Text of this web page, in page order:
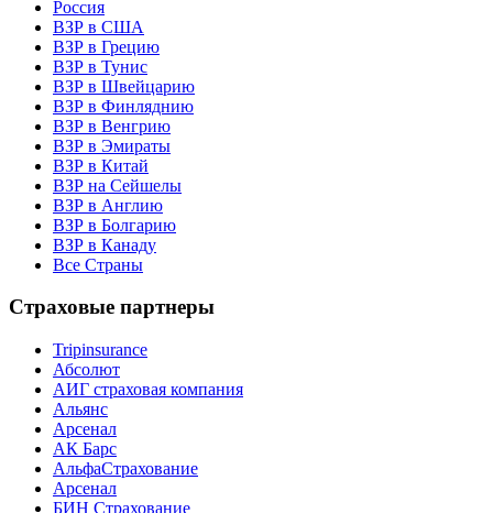
Россия
ВЗР в США
ВЗР в Грецию
ВЗР в Тунис
ВЗР в Швейцарию
ВЗР в Финляднию
ВЗР в Венгрию
ВЗР в Эмираты
ВЗР в Китай
ВЗР на Сейшелы
ВЗР в Англию
ВЗР в Болгарию
ВЗР в Канаду
Все Страны
Страховые партнеры
Tripinsurance
Абсолют
АИГ страховая компания
Альянс
Арсенал
АК Барс
АльфаСтрахование
Арсенал
БИН Страхование